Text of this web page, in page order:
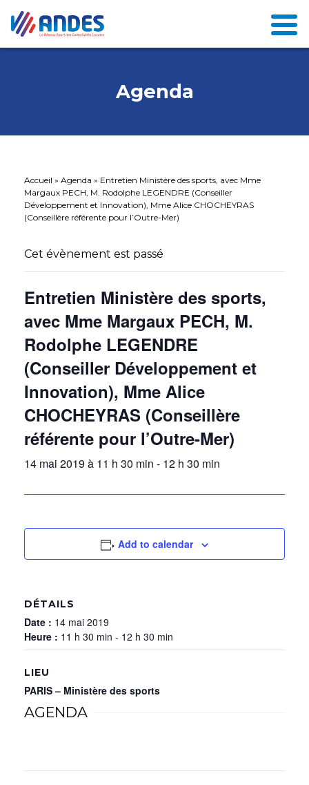
Agenda
Accueil » Agenda » Entretien Ministère des sports, avec Mme
Margaux PECH, M. Rodolphe LEGENDRE (Conseiller
Développement et Innovation), Mme Alice CHOCHEYRAS
(Conseillère référente pour l’Outre-Mer)
Cet évènement est passé
Entretien Ministère des sports,
avec Mme Margaux PECH, M.
Rodolphe LEGENDRE
(Conseiller Développement et
Innovation), Mme Alice
CHOCHEYRAS (Conseillère
référente pour l’Outre-Mer)
14 mai 2019 à 11 h 30 min - 12 h 30 min
Add to calendar
DÉTAILS
Date : 14 mai 2019
Heure : 11 h 30 min - 12 h 30 min
LIEU
PARIS – Ministère des sports
AGENDA